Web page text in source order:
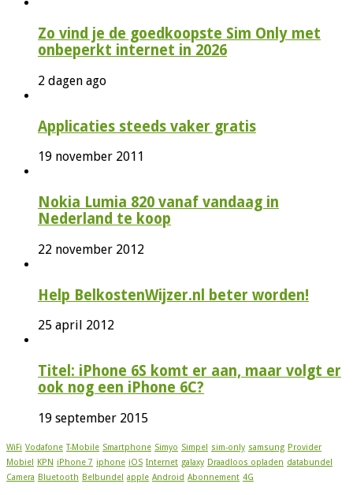
Zo vind je de goedkoopste Sim Only met
onbeperkt internet in 2026
2 dagen ago
Applicaties steeds vaker gratis
19 november 2011
Nokia Lumia 820 vanaf vandaag in
Nederland te koop
22 november 2012
Help BelkostenWijzer.nl beter worden!
25 april 2012
Titel: iPhone 6S komt er aan, maar volgt er
ook nog een iPhone 6C?
19 september 2015
WiFi Vodafone T-Mobile Smartphone Simyo Simpel sim-only samsung Provider
Mobiel KPN iPhone 7 iphone iOS Internet galaxy Draadloos opladen databundel
Camera Bluetooth Belbundel apple Android Abonnement 4G